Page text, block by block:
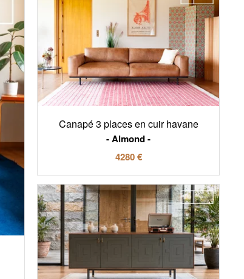
Canapé 3 places en cuir havane
Almond
4280 €